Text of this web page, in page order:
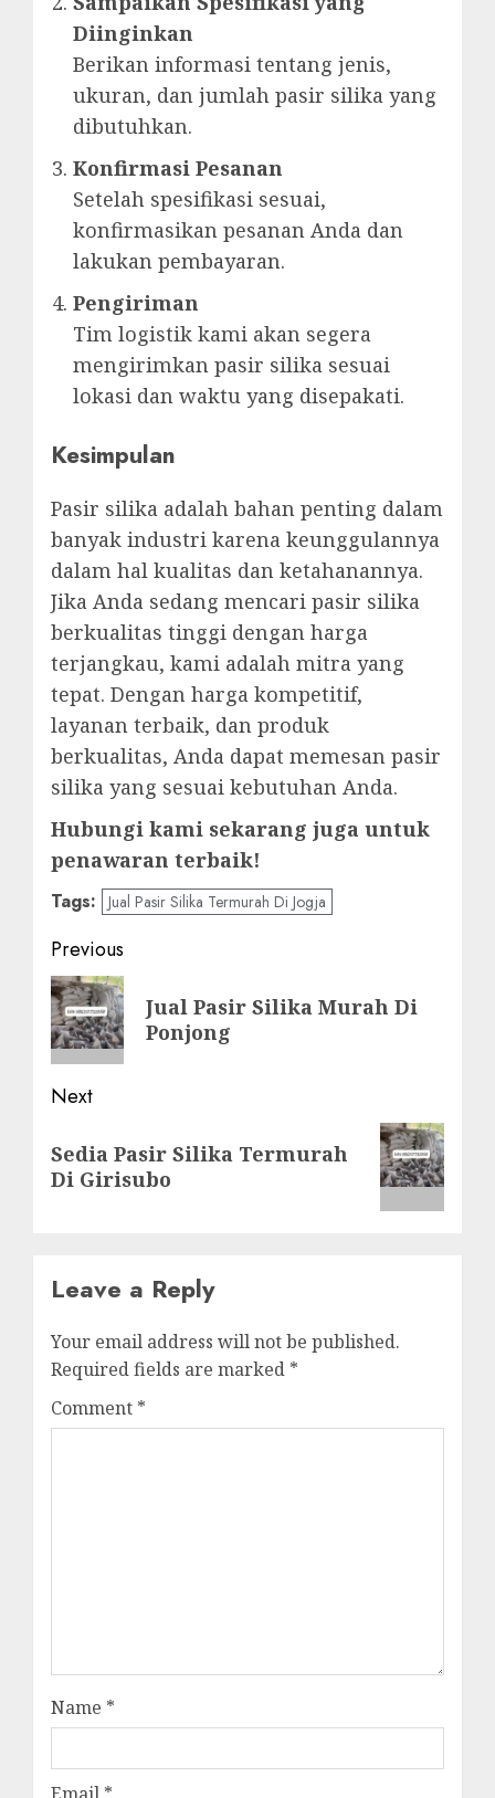
Diinginkan
Berikan informasi tentang jenis,
ukuran, dan jumlah pasir silika yang
dibutuhkan.
Konfirmasi Pesanan
Setelah spesifikasi sesuai,
konfirmasikan pesanan Anda dan
lakukan pembayaran.
Pengiriman
Tim logistik kami akan segera
mengirimkan pasir silika sesuai
lokasi dan waktu yang disepakati.
Kesimpulan
Pasir silika adalah bahan penting dalam
banyak industri karena keunggulannya
dalam hal kualitas dan ketahanannya.
Jika Anda sedang mencari pasir silika
berkualitas tinggi dengan harga
terjangkau, kami adalah mitra yang
tepat. Dengan harga kompetitif,
layanan terbaik, dan produk
berkualitas, Anda dapat memesan pasir
silika yang sesuai kebutuhan Anda.
Hubungi kami sekarang juga untuk
penawaran terbaik!
Tags: Jual Pasir Silika Termurah Di Jogja
Post
navigation
Previous
Previous
post:
Jual Pasir Silika Murah Di
Ponjong
Next
post:
Sedia Pasir Silika Termurah
Di Girisubo
Leave a Reply
Your email address will not be published.
Required fields are marked *
Comment *
Name *